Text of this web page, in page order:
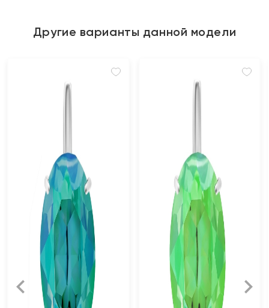
Другие варианты данной модели